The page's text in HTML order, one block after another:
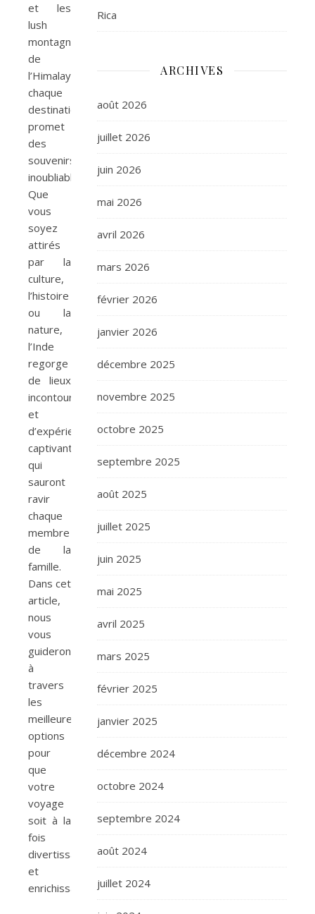
et les
lush
montagnes
de
l’Himalaya,
chaque
destination
promet
des
souvenirs
inoubliables.
Que
vous
soyez
attirés
par la
culture,
l’histoire
ou la
nature,
l’Inde
regorge
de lieux
incontournables
et
d’expériences
captivantes
qui
sauront
ravir
chaque
membre
de la
famille.
Dans cet
article,
nous
vous
guiderons
à
travers
les
meilleures
options
pour
que
votre
voyage
soit à la
fois
divertissant
et
enrichissant.
Rica
ARCHIVES
août 2026
juillet 2026
juin 2026
mai 2026
avril 2026
mars 2026
février 2026
janvier 2026
décembre 2025
novembre 2025
octobre 2025
septembre 2025
août 2025
juillet 2025
juin 2025
mai 2025
avril 2025
mars 2025
février 2025
janvier 2025
décembre 2024
octobre 2024
septembre 2024
août 2024
juillet 2024